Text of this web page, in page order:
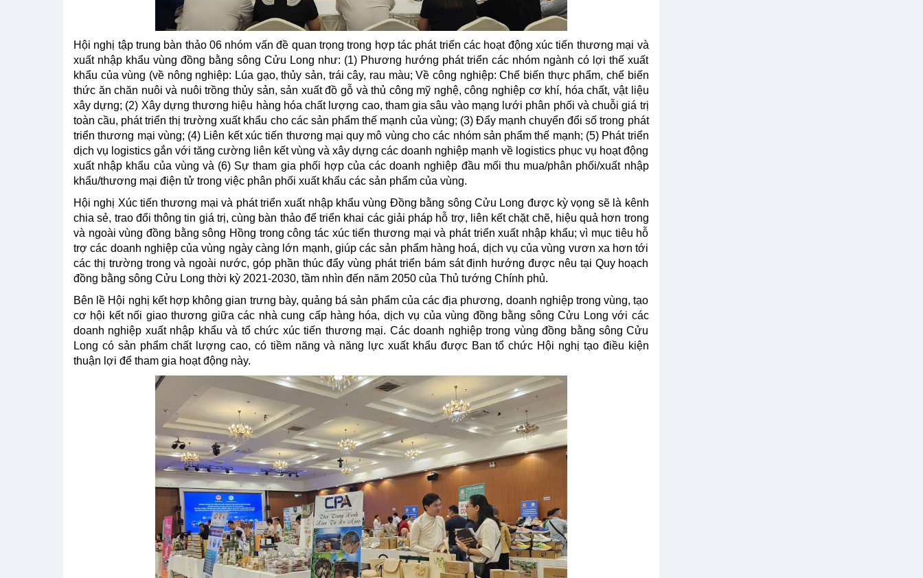
Hội nghị tập trung bàn thảo 06 nhóm vấn đề quan trọng trong hợp tác phát triển các hoạt động xúc tiến thương mại và
xuất nhập khẩu vùng đồng bằng sông Cửu Long như: (1) Phương hướng phát triển các nhóm ngành có lợi thế xuất
khẩu của vùng (về nông nghiệp: Lúa gạo, thủy sản, trái cây, rau màu; Về công nghiệp: Chế biến thực phẩm, chế biến
thức ăn chăn nuôi và nuôi trồng thủy sản, sản xuất đồ gỗ và thủ công mỹ nghệ, công nghiệp cơ khí, hóa chất, vật liệu
xây dựng; (2) Xây dựng thương hiệu hàng hóa chất lượng cao, tham gia sâu vào mạng lưới phân phối và chuỗi giá trị
toàn cầu, phát triển thị trường xuất khẩu cho các sản phẩm thế mạnh của vùng; (3) Đẩy mạnh chuyển đổi số trong phát
triển thương mại vùng; (4) Liên kết xúc tiến thương mại quy mô vùng cho các nhóm sản phẩm thế mạnh; (5) Phát triển
dịch vụ logistics gắn với tăng cường liên kết vùng và xây dựng các doanh nghiệp mạnh về logistics phục vụ hoạt động
xuất nhập khẩu của vùng và (6) Sự tham gia phối hợp của các doanh nghiệp đầu mối thu mua/phân phối/xuất nhập
khẩu/thương mại điện tử trong việc phân phối xuất khẩu các sản phẩm của vùng.
Hội nghị Xúc tiến thương mại và phát triển xuất nhập khẩu vùng Đồng bằng sông Cửu Long được kỳ vọng sẽ là kênh
chia sẻ, trao đổi thông tin giá trị, cùng bàn thảo để triển khai các giải pháp hỗ trợ, liên kết chặt chẽ, hiệu quả hơn trong
và ngoài vùng đồng bằng sông Hồng trong công tác xúc tiến thương mại và phát triển xuất nhập khẩu; vì mục tiêu hỗ
trợ các doanh nghiệp của vùng ngày càng lớn mạnh, giúp các sản phẩm hàng hoá, dịch vụ của vùng vươn xa hơn tới
các thị trường trong và ngoài nước, góp phần thúc đẩy vùng phát triển bám sát định hướng được nêu tại Quy hoạch
đồng bằng sông Cửu Long thời kỳ 2021-2030, tầm nhìn đến năm 2050 của Thủ tướng Chính phủ.
Bên lề Hội nghị kết hợp không gian trưng bày, quảng bá sản phẩm của các địa phương, doanh nghiệp trong vùng, tạo
cơ hội kết nối giao thương giữa các nhà cung cấp hàng hóa, dịch vụ của vùng đồng bằng sông Cửu Long với các
doanh nghiệp xuất nhập khẩu và tổ chức xúc tiến thương mại. Các doanh nghiệp trong vùng đồng bằng sông Cửu
Long có sản phẩm chất lượng cao, có tiềm năng và năng lực xuất khẩu được Ban tổ chức Hội nghị tạo điều kiện
thuận lợi để tham gia hoạt động này.